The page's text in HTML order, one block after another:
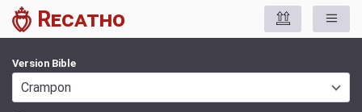
Recatho
Version Bible
Crampon